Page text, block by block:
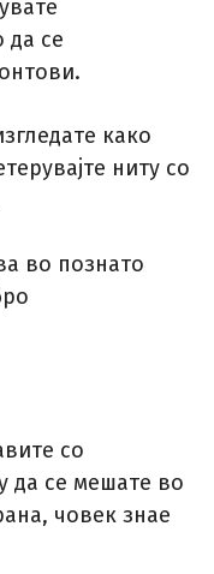
да се
како
ниту со
во познато
со
да се мешате во
човек знае